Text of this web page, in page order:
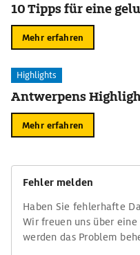
10 Tipps für eine
Mehr erfahren
Highlights
Antwerpens
Mehr erfahren
Fehler melden
Haben Sie fehlerhafte
Wir freuen uns über
werden das Problem